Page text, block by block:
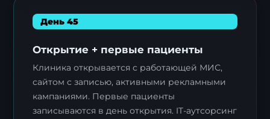
День 45
Открытие + первые пациенты
Клиника открывается с работающей МИС,
сайтом с записью, активными рекламными
кампаниями. Первые пациенты
записываются в день открытия. IT-аутсорсинг